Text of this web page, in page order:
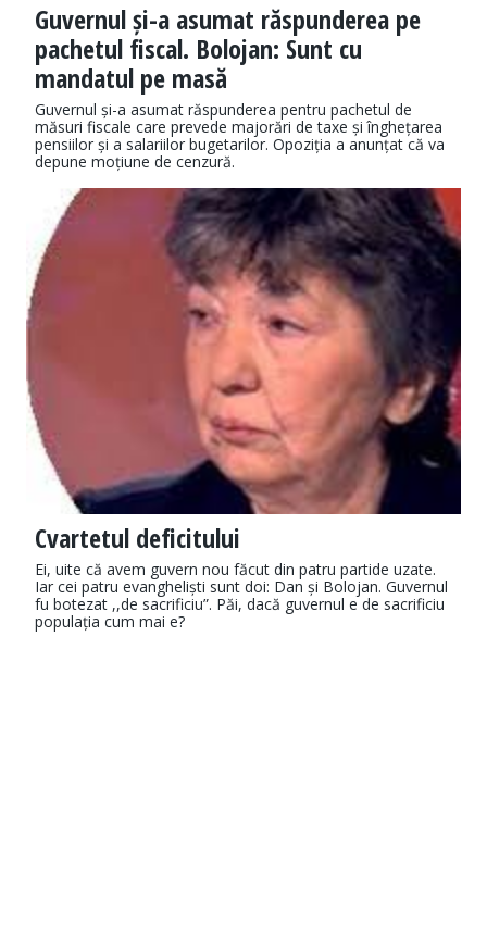
Guvernul și-a asumat răspunderea pe
pachetul fiscal. Bolojan: Sunt cu
mandatul pe masă
Guvernul și-a asumat răspunderea pentru pachetul de
măsuri fiscale care prevede majorări de taxe și înghețarea
pensiilor și a salariilor bugetarilor. Opoziția a anunțat că va
depune moțiune de cenzură.
Cvartetul deficitului
Ei, uite că avem guvern nou făcut din patru partide uzate.
Iar cei patru evangheliști sunt doi: Dan și Bolojan. Guvernul
fu botezat ,,de sacrificiu”. Păi, dacă guvernul e de sacrificiu
populația cum mai e?